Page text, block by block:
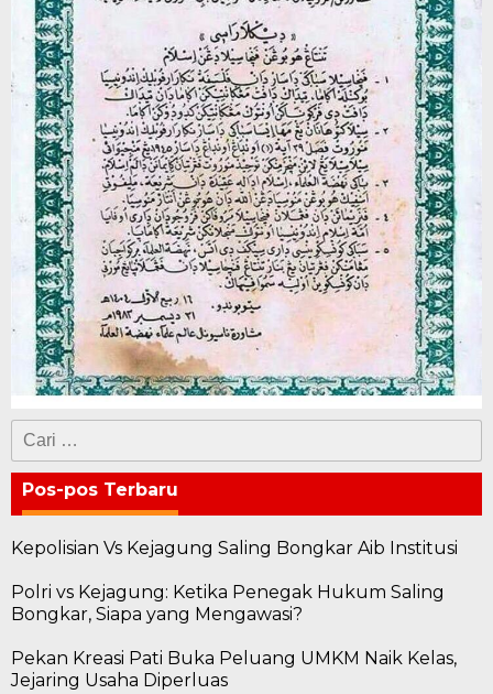
Cari
untuk:
Pos-pos Terbaru
Kepolisian Vs Kejagung Saling Bongkar Aib Institusi
Polri vs Kejagung: Ketika Penegak Hukum Saling
Bongkar, Siapa yang Mengawasi?
Pekan Kreasi Pati Buka Peluang UMKM Naik Kelas,
Jejaring Usaha Diperluas